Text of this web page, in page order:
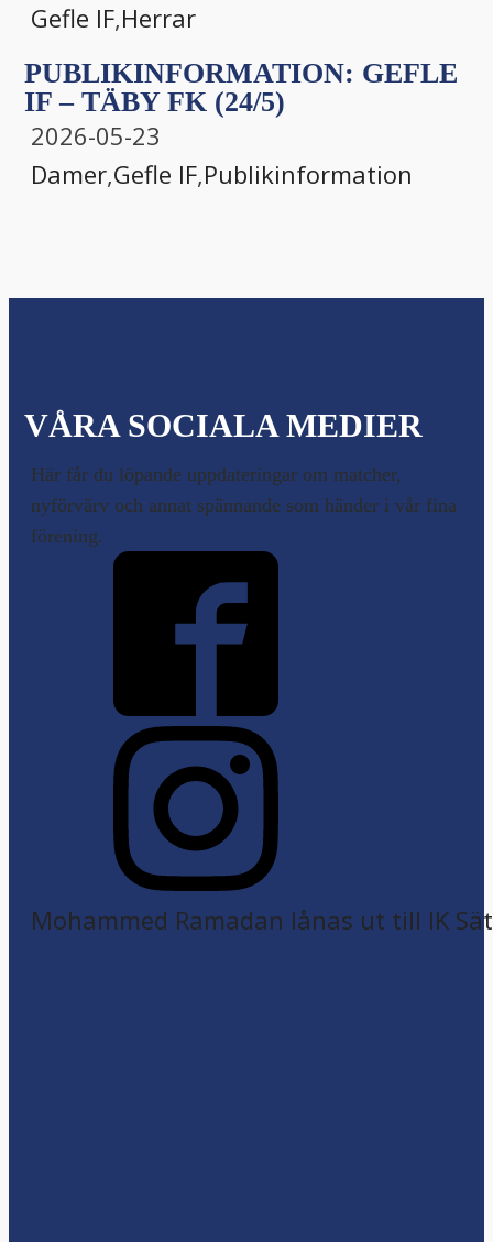
Gefle IF,Herrar
PUBLIKINFORMATION: GEFLE
IF – TÄBY FK (24/5)
2026-05-23
Damer,Gefle IF,Publikinformation
VÅRA SOCIALA MEDIER
Här får du löpande uppdateringar om matcher,
nyförvärv och annat spännande som händer i vår fina
förening.
Mohammed Ramadan lånas ut till IK